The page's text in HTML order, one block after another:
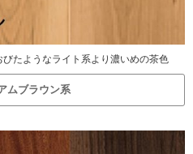
たようなライト系より濃いめの茶色
ムブラウン系